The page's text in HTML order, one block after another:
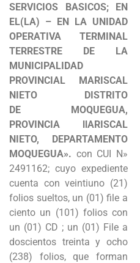
SERVICIOS BASICOS; EN
EL(LA) – EN LA UNIDAD
OPERATIVA TERMINAL
TERRESTRE DE LA
MUNICIPALIDAD
PROVINCIAL MARISCAL
NIETO DISTRITO
DE MOQUEGUA,
PROVINCIA llARISCAL
NIETO, DEPARTAMENTO
MOQUEGUA». con CUI N»
2491162; cuyo expediente
cuenta con veintiuno (21)
folios sueltos, un (01) file a
ciento un (101) folios con
un (01) CD ; un (01) File a
doscientos treinta y ocho
(238) folios, que forman